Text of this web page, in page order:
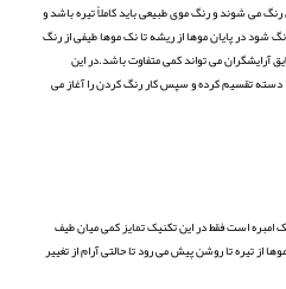
می شوند و رنگ موی طبیعی باید کاملاً تیره باشد و
شود در پایان موها از ریشه تا نک موها طیفی از رنگ
آرایشگران می تواند کمی متفاوت باشد.در این
تکنیک مو ها را روی صفحه ای صاف به حدود 10 دسته تقسیم کرده و سپس کار رنگ کردن را آغاز می
است فقط در این تکنیک تمایز کمی میان طیف
از تیره تا روشن پیش می رود تا حالتی آرام از تغییر